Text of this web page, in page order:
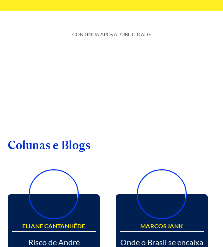
CONTINUA APÓS A PUBLICIDADE
Colunas e Blogs
ELIANE CANTANHÊDE
Risco de André
MARCOS JANK
Onde o Brasil se encaixa